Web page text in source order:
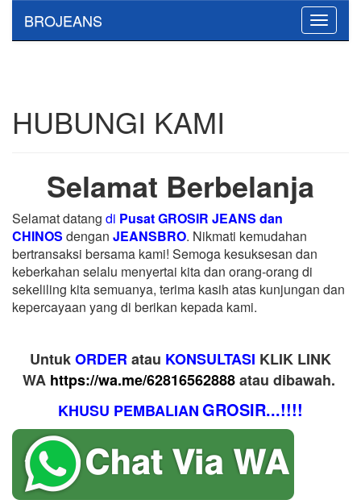
Toggle
BROJEANS
HUBUNGI KAMI
Selamat Berbelanja
Selamat datang di Pusat GROSIR JEANS dan
CHINOS dengan JEANSBRO. Nikmati kemudahan
bertransaksi bersama kami! Semoga kesuksesan dan
keberkahan selalu menyertai kita dan orang-orang di
sekeliling kita semuanya, terima kasih atas kunjungan dan
kepercayaan yang di berikan kepada kami.
UntukORDERatau KONSULTASI KLIK LINK
WA https://wa.me/62816562888​ atau dibawah.
KHUSU PEMBALIANGROSIR...!!!!